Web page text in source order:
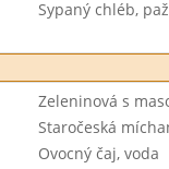
Sypaný chléb,
Zeleninová s
Staročeská
Ovocný čaj, voda